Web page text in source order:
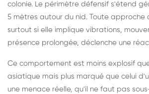
colonie. Le périmètre défensif s'étend
5 mètres autour du nid. Toute approche
surtout si elle implique vibrations,
présence prolongée, déclenche une
Ce comportement est moins explosif
asiatique mais plus marqué que celui
une menace réelle, qu'il ne faut pas